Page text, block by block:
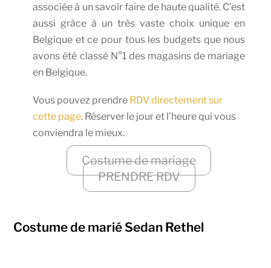
associée à un savoir faire de haute qualité. C’est
aussi grâce à un très vaste choix unique en
Belgique et ce pour tous les budgets que nous
avons été classé N°1 des magasins de mariage
en Belgique.
Vous pouvez prendre RDV directement sur
cette page. Réserver le jour et l’heure qui vous
conviendra le mieux.
Costume de mariage
PRENDRE RDV
Costume de marié Sedan Rethel